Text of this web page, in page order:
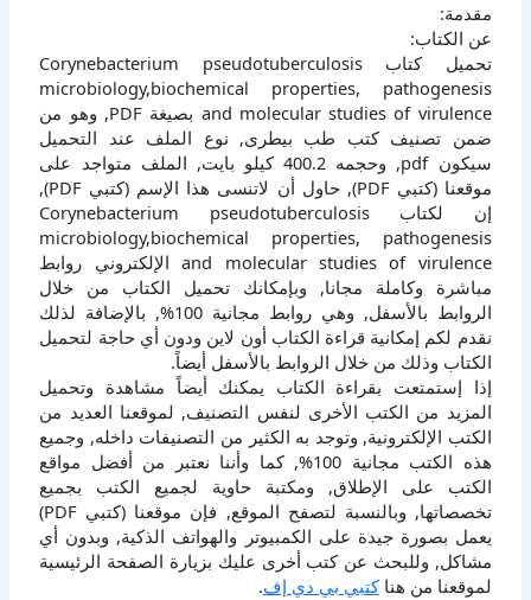
مقدمة:
عن الكتاب:
تحميل كتاب Corynebacterium pseudotuberculosis
microbiology,biochemical properties, pathogenesis
and molecular studies of virulence بصيغة PDF, وهو من
ضمن تصنيف كتب طب بيطرى, نوع الملف عند التحميل
سيكون pdf, وحجمه 400.2 كيلو بايت, الملف متواجد على
موقعنا (كتبي PDF), حاول أن لاتنسى هذا الإسم (كتبي PDF),
إن لكتاب Corynebacterium pseudotuberculosis
microbiology,biochemical properties, pathogenesis
and molecular studies of virulence الإلكتروني روابط
مباشرة وكاملة مجانا, وبإمكانك تحميل الكتاب من خلال
الروابط بالأسفل, وهي روابط مجانية 100%, بالإضافة لذلك
نقدم لكم إمكانية قراءة الكتاب أون لاين ودون أي حاجة لتحميل
الكتاب وذلك من خلال الروابط بالأسفل أيضاً.
إذا إستمتعت بقراءة الكتاب يمكنك أيضاً مشاهدة وتحميل
المزيد من الكتب الأخرى لنفس التصنيف, لموقعنا العديد من
الكتب الإلكترونية, وتوجد به الكثير من التصنيفات داخله, وجميع
هذه الكتب مجانية 100%, كما وأننا نعتبر من أفضل مواقع
الكتب على الإطلاق, ومكتبة حاوية لجميع الكتب بجميع
تخصصاتها, وبالنسبة لتصفح الموقع, فإن موقعنا (كتبي PDF)
يعمل بصورة جيدة على الكمبيوتر والهواتف الذكية, وبدون أي
مشاكل, وللبحث عن كتب أخرى عليك بزيارة الصفحة الرئيسية
لموقعنا من هناكتبي بي دي إف.